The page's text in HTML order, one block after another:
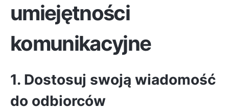
umiejętności
komunikacyjne
1. Dostosuj swoją wiadomość
do odbiorców